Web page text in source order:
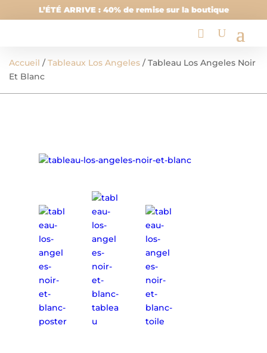
L’ÉTÉ ARRIVE : 40% de remise sur la boutique
Accueil /Tableaux Los Angeles / Tableau Los Angeles Noir
Et Blanc